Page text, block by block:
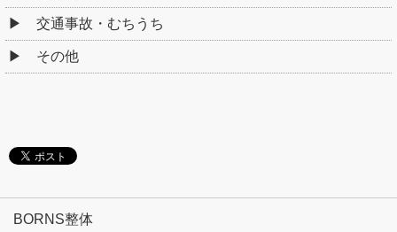
交通事故・むちうち
その他
BORNS整体